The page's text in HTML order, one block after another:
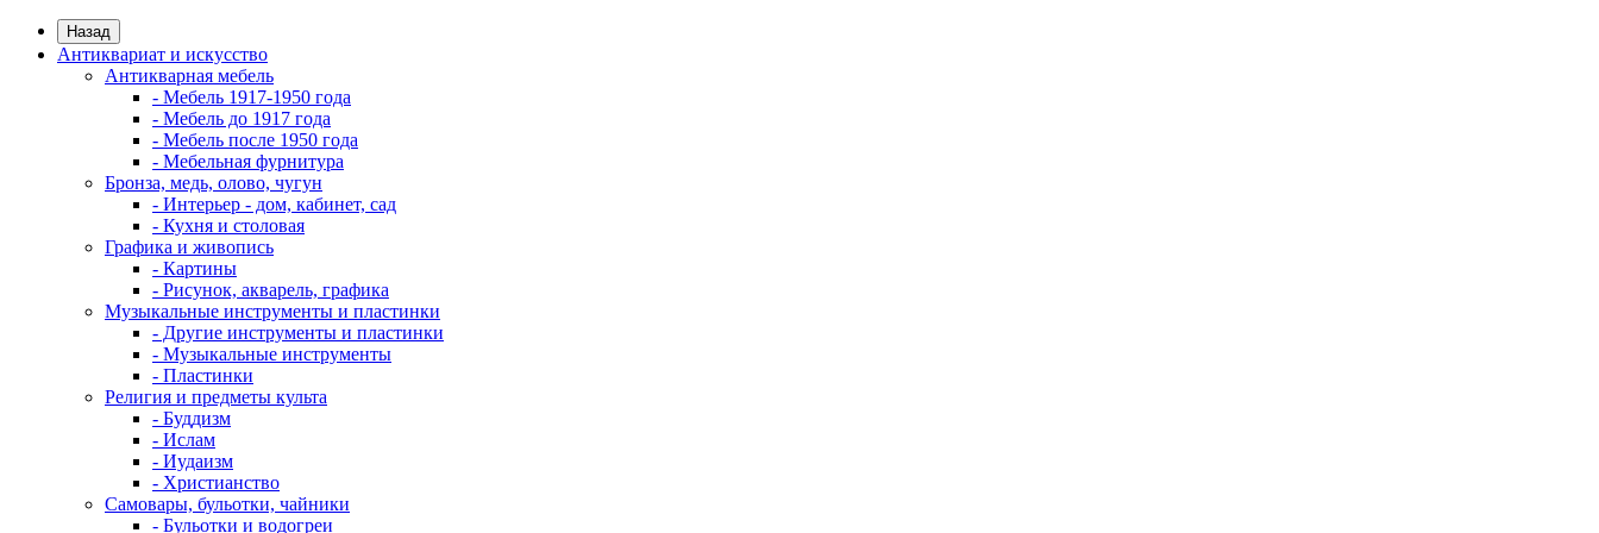
Назад
Антиквариат и искусство
Антикварная мебель
- Мебель 1917-1950 года
- Мебель до 1917 года
- Мебель после 1950 года
- Мебельная фурнитура
Бронза, медь, олово, чугун
- Интерьер - дом, кабинет, сад
- Кухня и столовая
Графика и живопись
- Картины
- Рисунок, акварель, графика
Музыкальные инструменты и пластинки
- Другие инструменты и пластинки
- Музыкальные инструменты
- Пластинки
Религия и предметы культа
- Буддизм
- Ислам
- Иудаизм
- Христианство
Самовары, бульотки, чайники
- Бульотки и водогреи